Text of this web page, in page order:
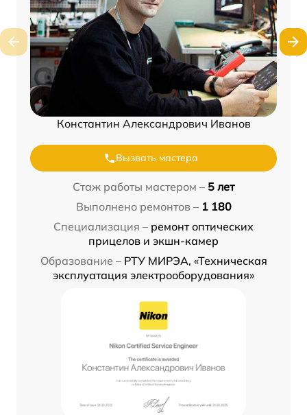
Константин Александрович Иванов
Вызвать мастера
Стаж работы мастером – 5 лет
Выполнено ремонтов – 1 180
Специализация – ремонт оптических
прицелов и экшн-камер
Образование – РТУ МИРЭА, «Техническая
эксплуатация электрооборудования»